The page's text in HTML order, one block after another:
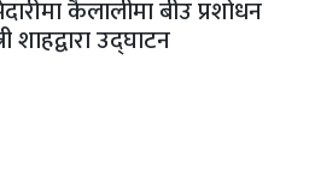
कैलालीमा बीउ प्रशोधन
शाहद्वारा उद्घाटन